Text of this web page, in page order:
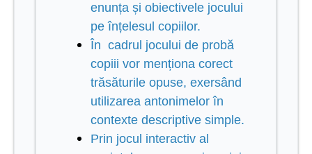
enunța și obiectivele jocului
pe înțelesul copiilor.
În cadrul jocului de probă
copiii vor menționa corect
trăsăturile opuse, exersând
utilizarea antonimelor în
contexte descriptive simple.
Prin jocul interactiv al